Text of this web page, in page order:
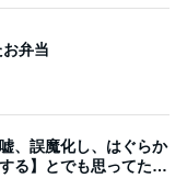
弁当
、誤魔化し、はぐらか
る】とでも思ってたん